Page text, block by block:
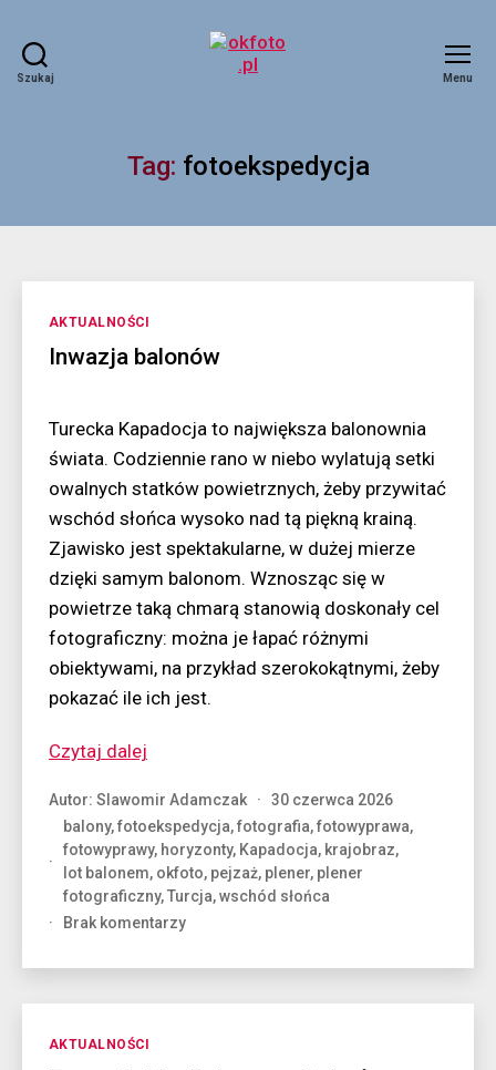
Szukaj Menu
Tag: fotoekspedycja
Kategorie
AKTUALNOŚCI
Inwazja balonów
Turecka Kapadocja to największa balonownia
świata. Codziennie rano w niebo wylatują setki
owalnych statków powietrznych, żeby przywitać
wschód słońca wysoko nad tą piękną krainą.
Zjawisko jest spektakularne, w dużej mierze
dzięki samym balonom. Wznosząc się w
powietrze taką chmarą stanowią doskonały cel
fotograficzny: można je łapać różnymi
obiektywami, na przykład szerokokątnymi, żeby
pokazać ile ich jest.
Czytaj dalej
Autor: Slawomir Adamczak
30 czerwca 2026
balony,fotoekspedycja,fotografia,fotowyprawa,
fotowyprawy, horyzonty, Kapadocja, krajobraz,
lot balonem, okfoto, pejzaż, plener, plener
fotograficzny,Turcja,wschód słońca
Brak komentarzydo
balonów
Kategorie
AKTUALNOŚCI